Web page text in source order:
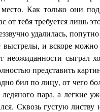
Как только они
от тебя требуется лишь
удалилась,
и вскоре
неожиданности сыграл
представить
бил по лицу, от чего
ледяного пара, а легкие
Сквозь густую